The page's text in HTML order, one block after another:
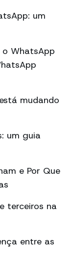
um
WhatsApp
mudando
um guia
e Por Que
terceiros na
entre as